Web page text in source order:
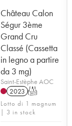
Château Calon
Ségur 3ème
Grand Cru
Classé (Cassetta
in legno a partire
da 3 mg)
Saint-Estèphe AOC
2023 T
Lotto di 1 magnum
| 3 in stock